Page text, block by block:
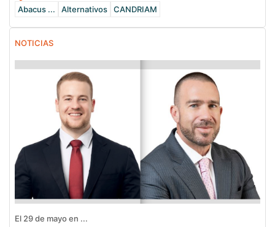
Abacus ...
Alternativos CANDRIAM
NOTICIAS
El 29 de mayo en ...